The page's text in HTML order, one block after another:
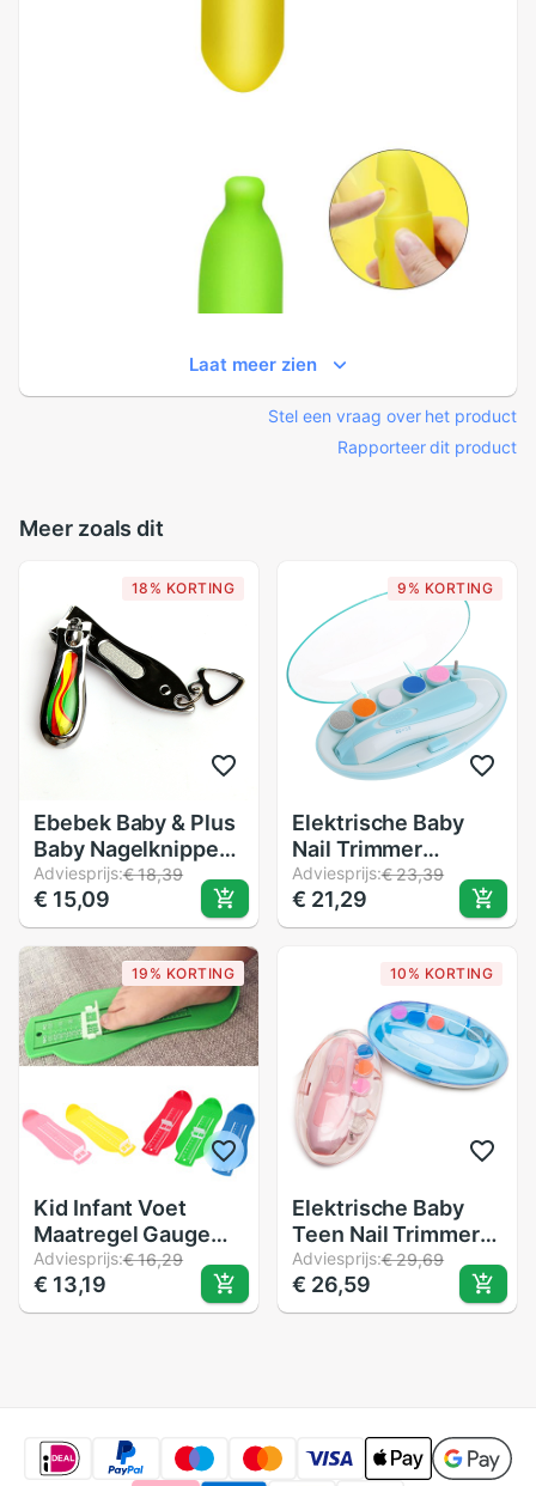
Laat meer zien
Stel een vraag over het product
Rapporteer dit product
Meer zoals dit
18% KORTING
Ebebek Baby & Plus
Baby Nagelknipper
0 Maanden +
Adviesprijs:€ 18,39
€ 15,09
9% KORTING
Elektrische Baby
Nail Trimmer
Manicure Pedicure
Clipper Cutter
Schaar Kleur
Adviesprijs:€ 23,39
€ 21,29
19% KORTING
Kid Infant Voet
Maatregel Gauge
Verstelbare
Schoenen Maat
Meten Ruler Tool
Adviesprijs:€ 16,29
€ 13,19
10% KORTING
Elektrische Baby
Teen Nail Trimmer
Bestand Set Pro
Grooming Care
Grinder Clipper
Adviesprijs:€ 29,69
€ 26,59